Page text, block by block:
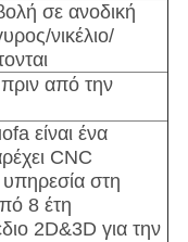
σε ανοδική
νικέλιο/
από την
είναι ένα
CNC
στη
8 έτη
2D&3D για την